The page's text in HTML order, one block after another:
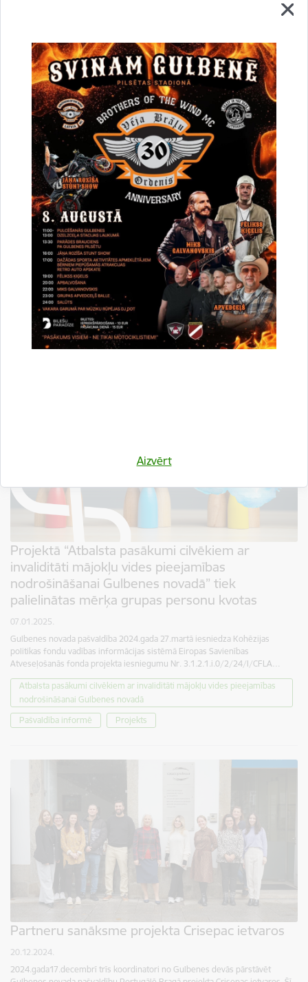
Aizvērt
Par projekta "Atbalsta pasākumi cilvēkiem ar
invaliditāti mājokļu vides pieejamības
nodrošināšanai Gulbenes novadā" īstenošanu
07.01.2025.
Pamatojoties uz Ministru kabineta 2023. gada 8. septembra noteikumu Nr.
512 “Eiropas Savienības Atveseļošanas un noturības mehānisma plāna 3.1.
reformu un investīciju virziena “Reģionālā politika” 3…
Atbalsta pasākumi cilvēkiem ar invaliditāti mājokļu vides pieejamības
nodrošināšanai Gulbenes novadā
Projekts
Sabiedrība
Projektā “Atbalsta pasākumi cilvēkiem ar
invaliditāti mājokļu vides pieejamības
nodrošināšanai Gulbenes novadā” tiek
palielinātas mērķa grupas personu kvotas
07.01.2025.
Gulbenes novada pašvaldība 2024.gada 27.martā iesniedza Kohēzijas
politikas fondu vadības informācijas sistēmā Eiropas Savienības
Atveseļošanās fonda projekta iesniegumu Nr. 3.1.2.1.i.0/2/24/I/CFLA…
Atbalsta pasākumi cilvēkiem ar invaliditāti mājokļu vides pieejamības
nodrošināšanai Gulbenes novadā
Pašvaldība informē
Projekts
Partneru sanāksme projekta Crisepac ietvaros
20.12.2024.
2024.gada17.decembrī trīs koordinatori no Gulbenes devās pārstāvēt